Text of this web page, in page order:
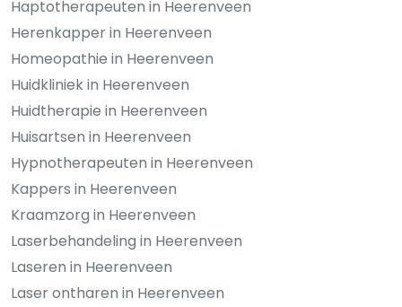
Haptotherapeuten in Heerenveen
Herenkapper in Heerenveen
Homeopathie in Heerenveen
Huidkliniek in Heerenveen
Huidtherapie in Heerenveen
Huisartsen in Heerenveen
Hypnotherapeuten in Heerenveen
Kappers in Heerenveen
Kraamzorg in Heerenveen
Laserbehandeling in Heerenveen
Laseren in Heerenveen
Laser ontharen in Heerenveen